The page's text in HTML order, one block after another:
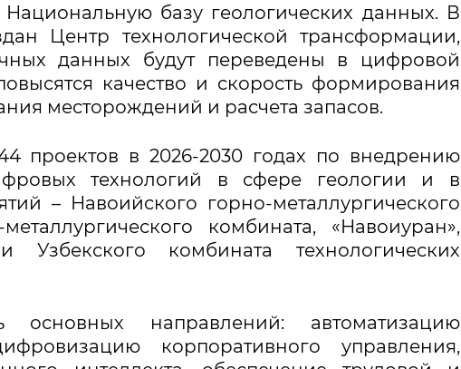
базу геологических данных. В
Центр технологической трансформации,
данных будут переведены в цифровой
качество и скорость формирования
месторождений и расчета запасов.
проектов в 2026-2030 годах по внедрению
технологий в сфере геологии и в
– Навоийского горно-металлургического
комбината, «Навоиуран»,
Узбекского комбината технологических
направлений: автоматизацию
корпоративного управления,